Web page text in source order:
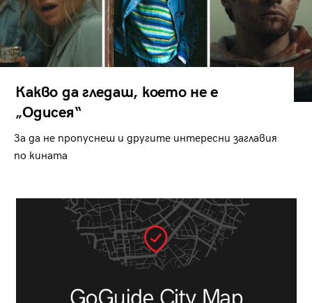
Какво да гледаш, което не е
„Одисея“
За да не пропуснеш и другите интересни заглавия
по кината